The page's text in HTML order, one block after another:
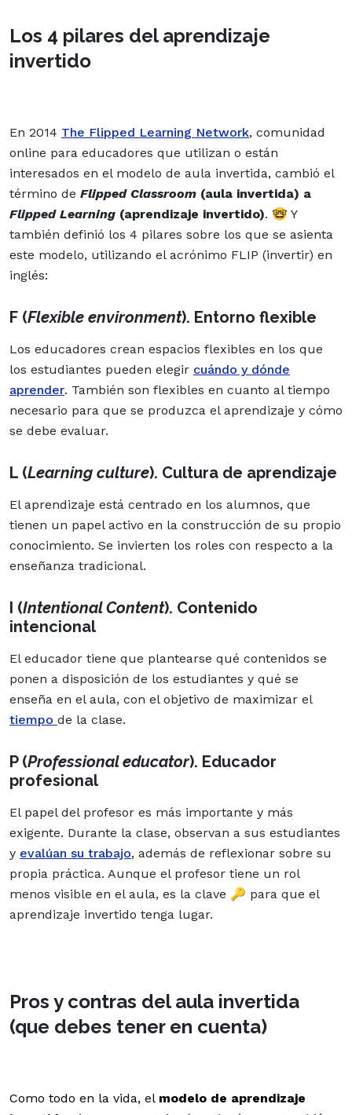
Los 4 pilares del aprendizaje
invertido
En 2014 The Flipped Learning Network, comunidad
online para educadores que utilizan o están
interesados en el modelo de aula invertida, cambió el
término de Flipped Classroom (aula invertida) a
Flipped Learning (aprendizaje invertido). 🤓 Y
también definió los 4 pilares sobre los que se asienta
este modelo, utilizando el acrónimo FLIP (invertir) en
inglés:
F (Flexible environment). Entorno flexible
Los educadores crean espacios flexibles en los que
los estudiantes pueden elegir cuándo y dónde
aprender. También son flexibles en cuanto al tiempo
necesario para que se produzca el aprendizaje y cómo
se debe evaluar.
L (Learning culture). Cultura de aprendizaje
El aprendizaje está centrado en los alumnos, que
tienen un papel activo en la construcción de su propio
conocimiento. Se invierten los roles con respecto a la
enseñanza tradicional.
I (Intentional Content). Contenido
intencional
El educador tiene que plantearse qué contenidos se
ponen a disposición de los estudiantes y qué se
enseña en el aula, con el objetivo de maximizar el
tiempo de la clase.
P (Professional educator). Educador
profesional
El papel del profesor es más importante y más
exigente. Durante la clase, observan a sus estudiantes
y evalúan su trabajo, además de reflexionar sobre su
propia práctica. Aunque el profesor tiene un rol
menos visible en el aula, es la clave 🔑 para que el
aprendizaje invertido tenga lugar.
Pros y contras del aula invertida
(que debes tener en cuenta)
Como todo en la vida, el modelo de aprendizaje